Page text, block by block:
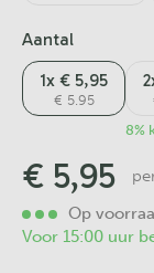
Aantal
1x € 5,95
€ 5.95
8%
€ 5,95
Op
Voor 15:00 uur